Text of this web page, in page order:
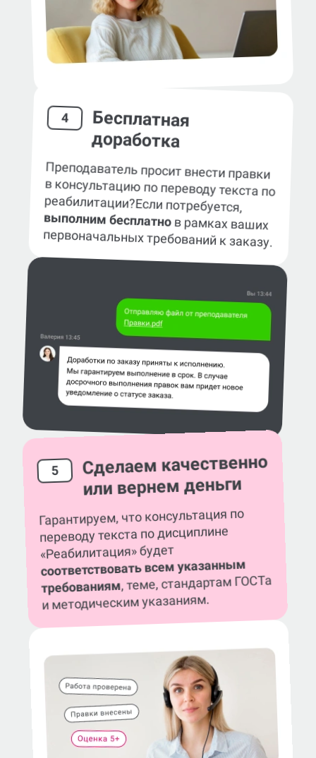
4 Бесплатная
доработка
Преподаватель просит внести правки
в консультацию по переводу текста по
реабилитации?Если потребуется,
выполним бесплатнов рамках ваших
первоначальных требований к заказу.
5 Сделаем качественно
или вернем деньги
Гарантируем, что консультация по
переводу текста по дисциплине
«Реабилитация» будет
соответствовать всем указанным
требованиям, теме, стандартам ГОСТа
и методическим указаниям.